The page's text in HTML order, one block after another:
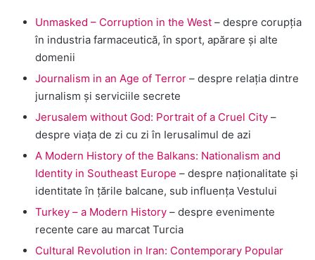
Unmasked – Corruption in the West – despre corupția
în industria farmaceutică, în sport, apărare și alte
domenii
Journalism in an Age of Terror – despre relația dintre
jurnalism și serviciile secrete
Jerusalem without God: Portrait of a Cruel City –
despre viața de zi cu zi în Ierusalimul de azi
A Modern History of the Balkans: Nationalism and
Identity in Southeast Europe – despre naționalitate și
identitate în țările balcane, sub influența Vestului
Turkey – a Modern History – despre evenimente
recente care au marcat Turcia
Cultural Revolution in Iran: Contemporary Popular